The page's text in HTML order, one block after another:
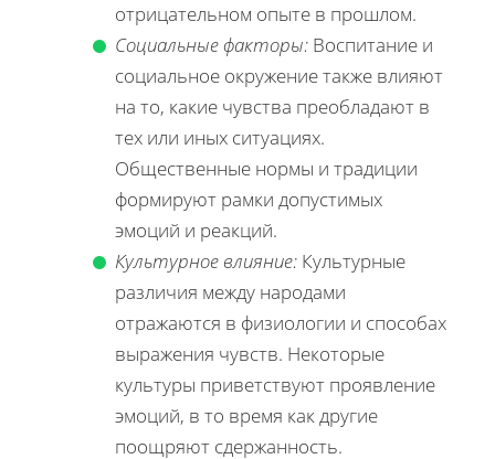
отрицательном опыте в прошлом.
Социальные факторы: Воспитание и
социальное окружение также влияют
на то, какие чувства преобладают в
тех или иных ситуациях.
Общественные нормы и традиции
формируют рамки допустимых
эмоций и реакций.
Культурное влияние: Культурные
различия между народами
отражаются в физиологии и способах
выражения чувств. Некоторые
культуры приветствуют проявление
эмоций, в то время как другие
поощряют сдержанность.